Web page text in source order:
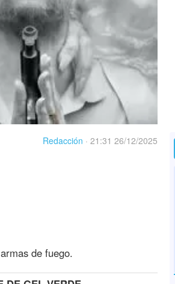
Redacción · 21:31 26/12/2025
de fuego.